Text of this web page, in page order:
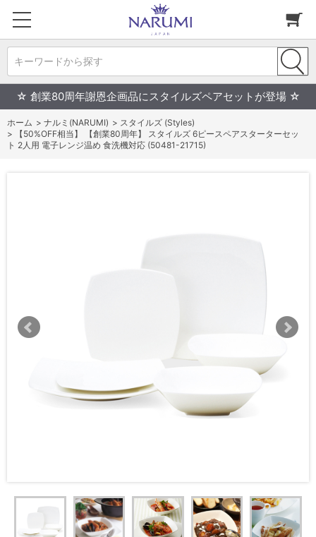
キーワードから探す
☆ 創業80周年謝恩企画品にスタイルズペアセットが登場 ☆
ホーム > ナルミ(NARUMI) > スタイルズ (Styles)
>
【50%OFF相当】 【創業80周年】 スタイルズ 6ピースペアスターターセッ
ト 2人用 電子レンジ温め 食洗機対応 (50481-21715)